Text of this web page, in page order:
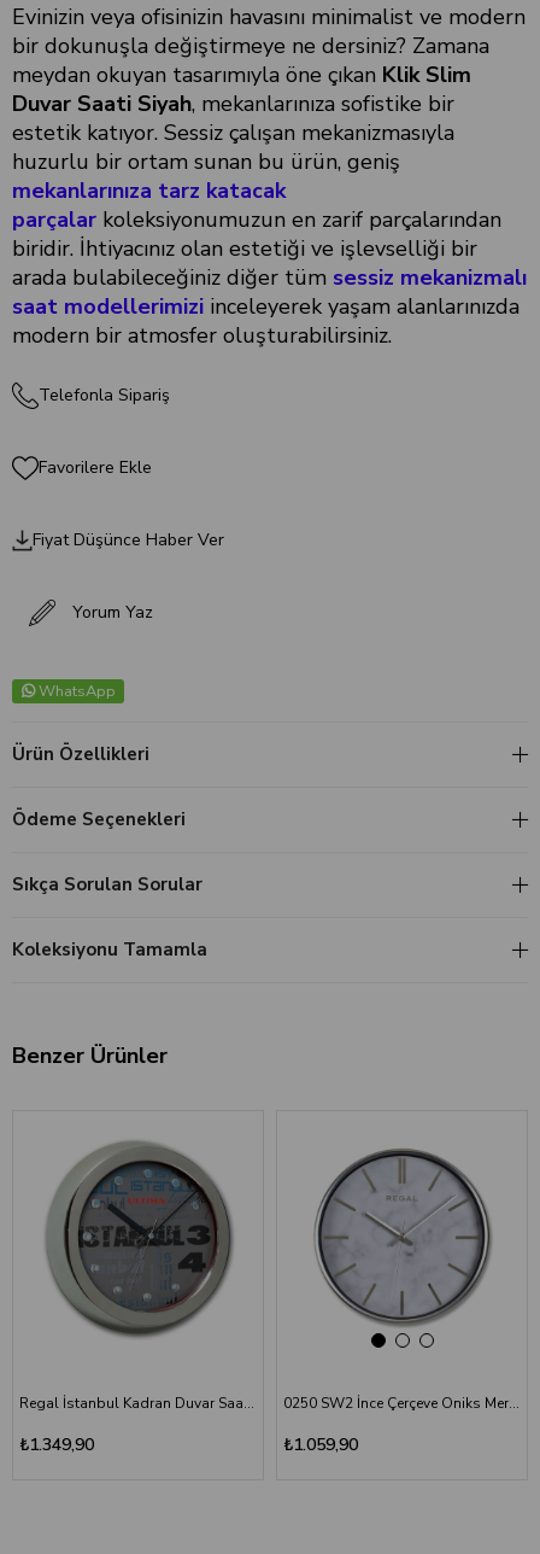
Evinizin veya ofisinizin havasını minimalist ve modern
bir dokunuşla değiştirmeye ne dersiniz? Zamana
meydan okuyan tasarımıyla öne çıkan Klik Slim
Duvar Saati Siyah, mekanlarınıza sofistike bir
estetik katıyor. Sessiz çalışan mekanizmasıyla
huzurlu bir ortam sunan bu ürün, geniş
mekanlarınıza tarz katacak
parçalar koleksiyonumuzun en zarif parçalarından
biridir. İhtiyacınız olan estetiği ve işlevselliği bir
arada bulabileceğiniz diğer tüm sessiz mekanizmalı
saat modellerimizi inceleyerek yaşam alanlarınızda
modern bir atmosfer oluşturabilirsiniz.
Telefonla Sipariş
Favorilere Ekle
Fiyat Düşünce Haber Ver
Yorum Yaz
WhatsApp
Ürün Özellikleri
Ödeme Seçenekleri
Sıkça Sorulan Sorular
Koleksiyonu Tamamla
Benzer Ürünler
Regal İstanbul Kadran Duvar Saati 0081 SB34
₺1.349,90
0250 SW2 İnce Çerçeve Oniks Mermer Desen Duvar Saati
₺1.059,90